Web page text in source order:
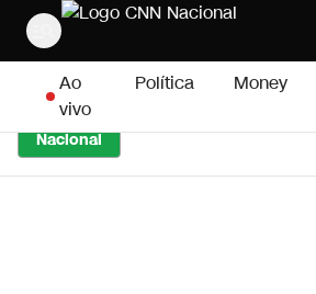
Pular para o conteúdo
Ao
vivo
Política Money
Nacional